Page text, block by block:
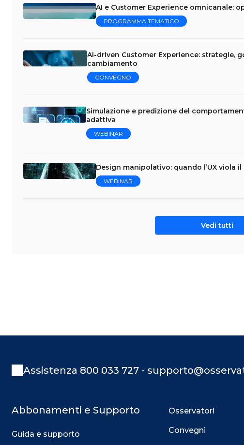
AI e Customer Experience omnicanale:
PROGRAMMA TEMATICO
AI-driven Customer Experience: strategie,
cambiamento
CONVEGNO
Simulazione e predizione del
adattiva
WEBINAR
Design manipolativo: quando l’UX viola il
WEBINAR
Vedi tutti
Assistenza 800 033 727 -
Abbonamenti e Supporto
Guida e supporto
Osservatori
Convegni